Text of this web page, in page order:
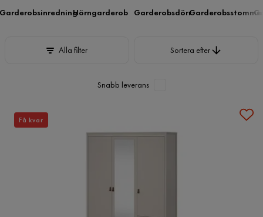
Hörngarderob GarderobsdörrGarderobsstomme
Alla filter Sortera efter
Snabb leverans
Få kvar